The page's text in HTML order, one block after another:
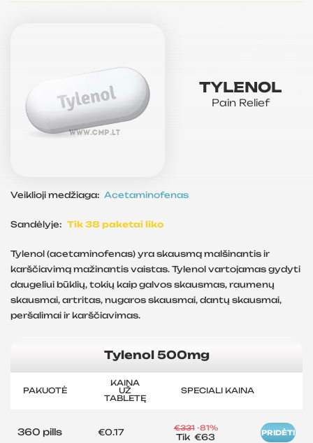
TYLENOL
Pain Relief
Veiklioji medžiaga: Acetaminofenas
Sandėlyje: Tik 38 paketai liko
Tylenol (acetaminofenas) yra skausmą malšinantis ir
karščiavimą mažinantis vaistas. Tylenol vartojamas gydyti
daugeliui būklių, tokių kaip galvos skausmas, raumenų
skausmai, artritas, nugaros skausmai, dantų skausmai,
peršalimai ir karščiavimas.
Tylenol 500mg
PAKUOTĖ
KAINA
UŽ
TABLETĘ
SPECIALI KAINA
360 pills €0.17 €331 -81%
Tik€63 PRIDĖTI